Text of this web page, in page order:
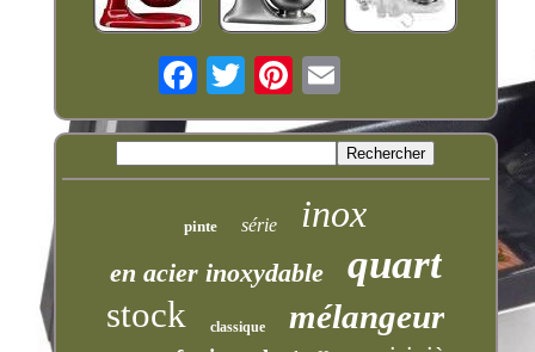
pinte série inox
en acier inoxydable quart
stock classique mélangeur